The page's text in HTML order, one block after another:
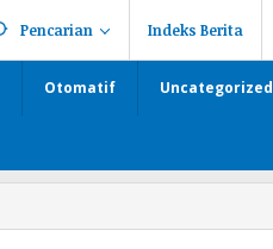
Pencarian Indeks Berita
Otomatif Uncategorized